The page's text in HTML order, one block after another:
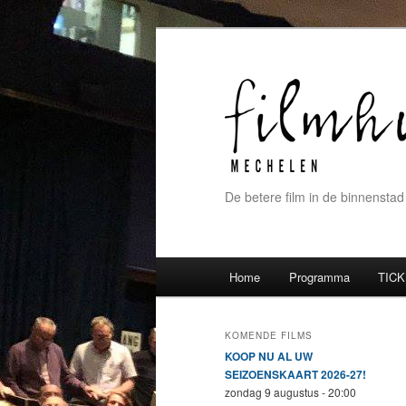
De betere film in de binnenstad
Spring naar de primaire
Spring naar de secundaire
Home Programma
KOMENDE FILMS
KOOP NU AL UW
SEIZOENSKAART 2026-27!
zondag 9 augustus - 20:00